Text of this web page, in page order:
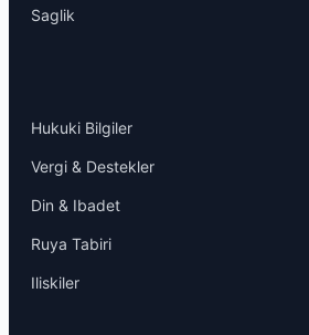
Saglik
Hukuki Bilgiler
Vergi & Destekler
Din & Ibadet
Ruya Tabiri
Iliskiler